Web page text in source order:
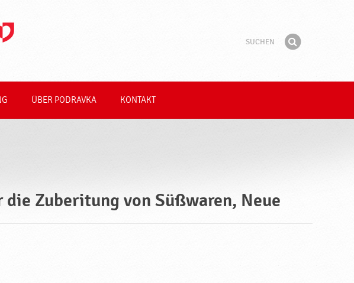
ÜBER PODRAVKA KONTAKT
Zuberitung von Süßwaren, Neue